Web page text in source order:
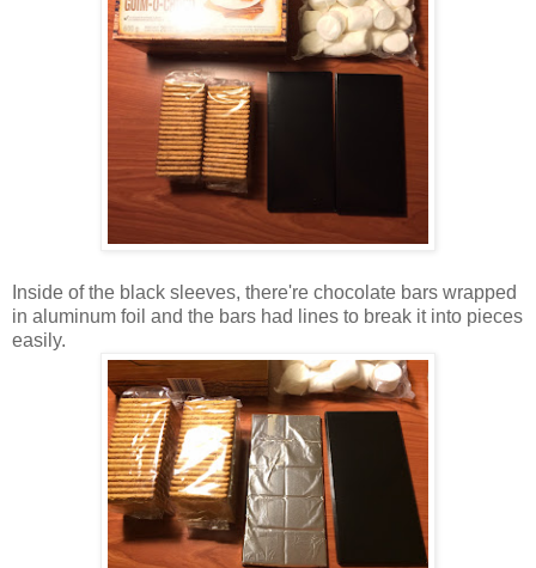
Inside of the black sleeves, there're chocolate bars wrapped
in aluminum foil and the bars had lines to break it into pieces
easily.